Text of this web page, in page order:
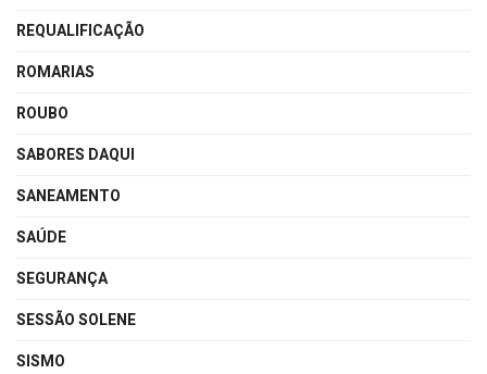
REQUALIFICAÇÃO
ROMARIAS
ROUBO
SABORES DAQUI
SANEAMENTO
SAÚDE
SEGURANÇA
SESSÃO SOLENE
SISMO